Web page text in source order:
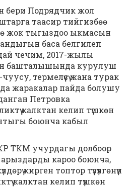
бери Подрядчик жол
таасир тийгизбөө
жок тыгыздоо ыкмасын
баса белгилеп
чечим, 2017-жылы
башталышында курулуш
термелүүсү жана турак
жаракалар пайда болушу
Петровка
калктан келип түшкөн
боюнча кабыл
ТКМ учурдагы долбоор
кароо боюнча,
кирген топтор түзүлгөнүн
калктан келип түшкөн